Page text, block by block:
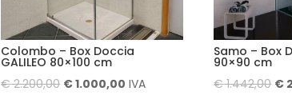
Colombo – Box Doccia
GALILEO 80×100 cm
€2.200,00 Il
€1.000,00 IlIVA
Samo – Box
90×90 cm
€1.442,00 Il
€